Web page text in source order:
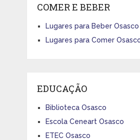
COMER E BEBER
Lugares para Beber Osasco
Lugares para Comer
EDUCAÇÃO
Biblioteca Osasco
Escola Ceneart Osasco
ETEC Osasco